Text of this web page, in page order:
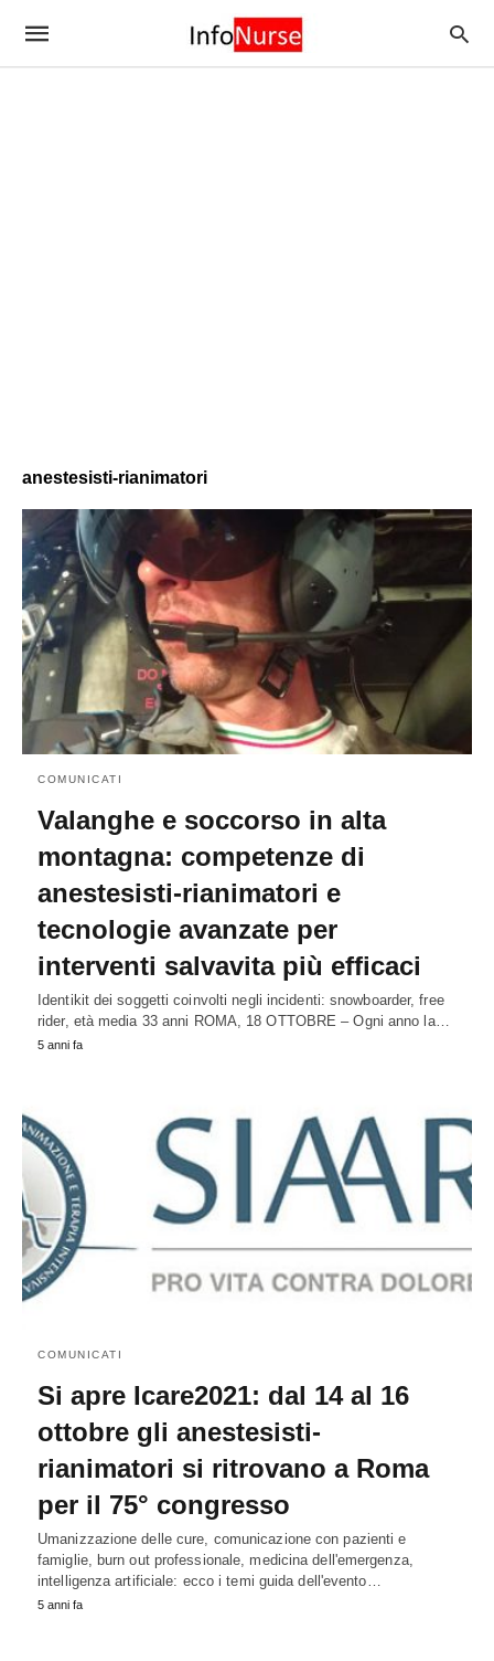
anestesisti-rianimatori
COMUNICATI
Valanghe e soccorso in alta
montagna: competenze di
anestesisti-rianimatori e
tecnologie avanzate per
interventi salvavita più efficaci
Identikit dei soggetti coinvolti negli incidenti: snowboarder, free
rider, età media 33 anni ROMA, 18 OTTOBRE – Ogni anno la…
5 anni fa
COMUNICATI
Si apre Icare2021: dal 14 al 16
ottobre gli anestesisti-
rianimatori si ritrovano a Roma
per il 75° congresso
Umanizzazione delle cure, comunicazione con pazienti e
famiglie, burn out professionale, medicina dell'emergenza,
intelligenza artificiale: ecco i temi guida dell'evento…
5 anni fa